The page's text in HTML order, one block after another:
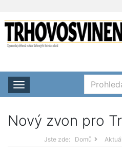
Rozbalit nabídku
Nový zvon pro
Jste zde: Domů